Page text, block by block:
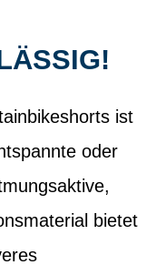
ist
oder
bietet